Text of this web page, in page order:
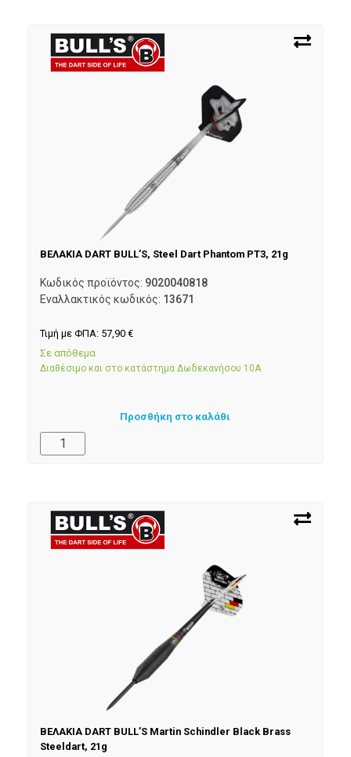
ΒΕΛΑΚΙΑ DART BULL’S, Steel Dart Phantom PT3, 21g
Κωδικός προϊόντος: 9020040818
Εναλλακτικός κωδικός: 13671
Τιμή με ΦΠΑ: 57,90 €
Σε απόθεμα
Διαθέσιμο και στο κατάστημα Δωδεκανήσου 10Α
Προσθήκη στο καλάθι
ΒΕΛΑΚΙΑ DART BULL’S Martin Schindler Black Brass
Steeldart, 21g